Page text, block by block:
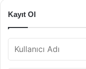
Kayıt Ol